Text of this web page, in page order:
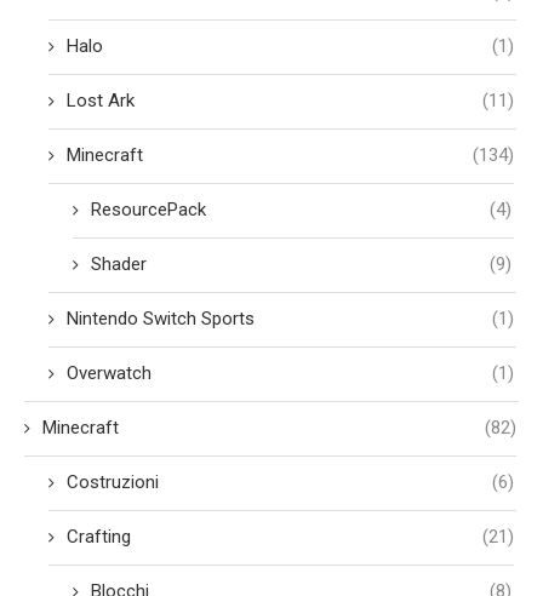
Halo (1)
Lost Ark (11)
Minecraft (134)
ResourcePack (4)
Shader (9)
Nintendo Switch Sports (1)
Overwatch (1)
Minecraft (82)
Costruzioni (6)
Crafting (21)
Blocchi (8)